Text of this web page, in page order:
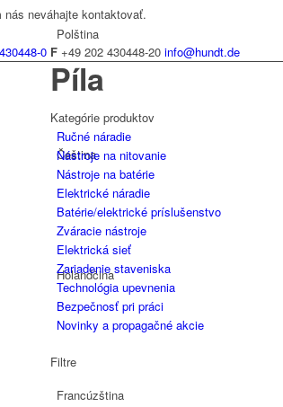
Polština
Čeština
Holandčina
Francúzština
neváhajte kontaktovať.
0 F +49 202 430448-20 info@hundt.de
Píla
Kategórie produktov
Ručné náradie
Nástroje na nitovanie
Nástroje na batérie
Elektrické náradie
Batérie/elektrické príslušenstvo
Zváracie nástroje
Elektrická sieť
Zariadenie staveniska
Technológia upevnenia
Bezpečnosť pri práci
Novinky a propagačné akcie
Filtre